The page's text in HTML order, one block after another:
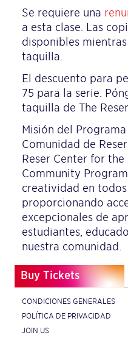
Se requiere una
a esta clase. Las
disponibles
taquilla.
El descuento para
75 para la serie.
taquilla de The Reser.
Misión del
Comunidad de
Reser Center for
Community
creatividad en
proporcionando
excepcionales de
estudiantes,
nuestra comunidad.
Buy Tickets
CONDICIONES GENERALES
POLÍTICA DE PRIVACIDAD
JOIN US